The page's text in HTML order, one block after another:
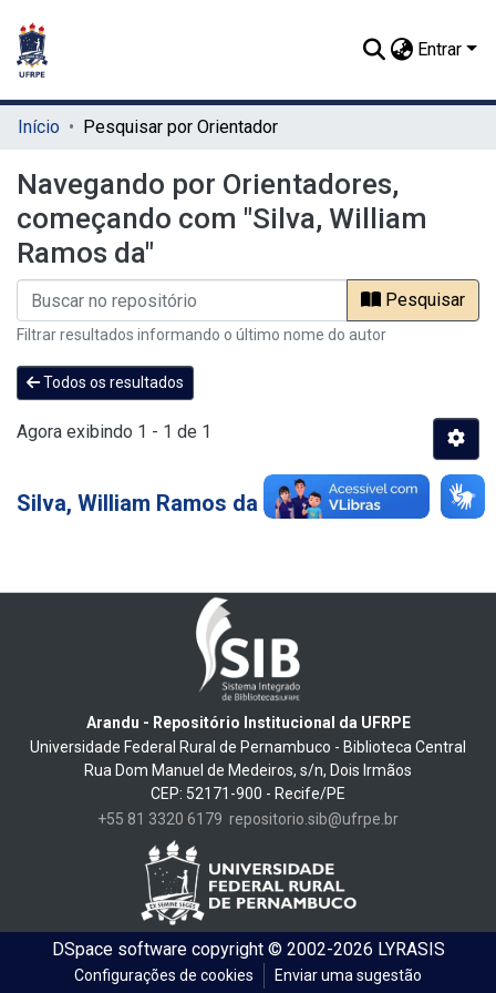
Entrar
Início Pesquisar por Orientador
Navegando por Orientadores,
começando com "Silva, William
Ramos da"
Pesquisar
Filtrar resultados informando o último nome do autor
Todos os resultados
Agora exibindo 1 - 1 de 1
Silva, William Ramos da 1
Arandu - Repositório Institucional da UFRPE
Universidade Federal Rural de Pernambuco - Biblioteca Central
Rua Dom Manuel de Medeiros, s/n, Dois Irmãos
CEP: 52171-900 - Recife/PE
+55 81 3320 6179 repositorio.sib@ufrpe.br
DSpace softwarecopyright © 2002-2026 LYRASIS
Configurações de cookies Enviar uma sugestão